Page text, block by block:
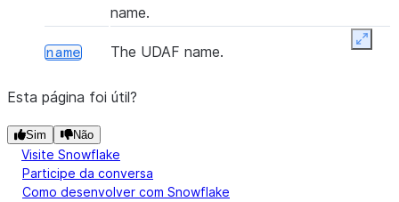
name.
name The UDAF name.
Esta página foi útil?
Sim Não
Visite Snowflake
Participe da conversa
Como desenvolver com Snowflake